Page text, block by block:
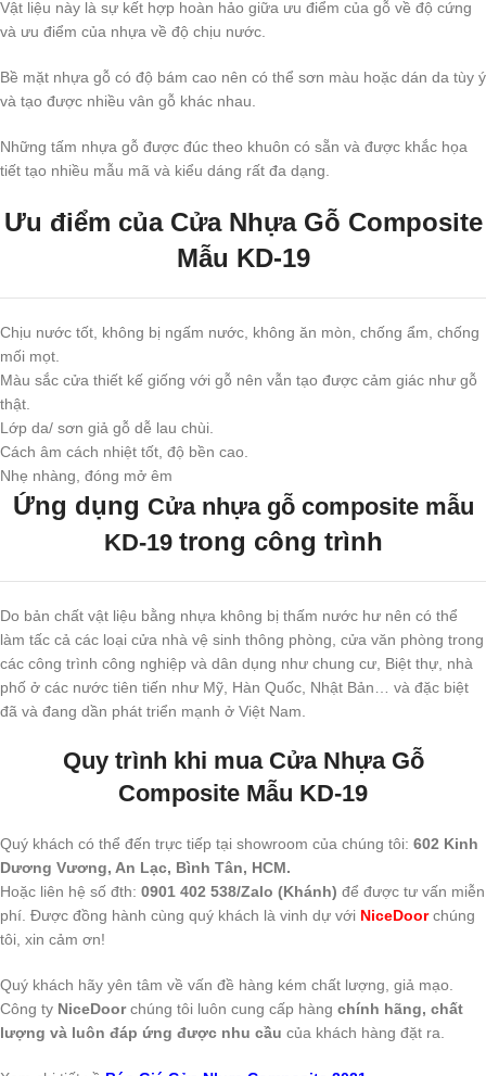
Vật liệu này là sự kết hợp hoàn hảo giữa ưu điểm của gỗ về độ cứng
và ưu điểm của nhựa về độ chịu nước.
Bề mặt nhựa gỗ có độ bám cao nên có thể sơn màu hoặc dán da tùy ý
và tạo được nhiều vân gỗ khác nhau.
Những tấm nhựa gỗ được đúc theo khuôn có sẵn và được khắc họa
tiết tạo nhiều mẫu mã và kiểu dáng rất đa dạng.
Ưu điểm của Cửa Nhựa Gỗ Composite
Mẫu KD-19
Chịu nước tốt, không bị ngấm nước, không ăn mòn, chống ẩm, chống
mối mọt.
Màu sắc cửa thiết kế giống với gỗ nên vẫn tạo được cảm giác như gỗ
thật.
Lớp da/ sơn giả gỗ dễ lau chùi.
Cách âm cách nhiệt tốt, độ bền cao.
Nhẹ nhàng, đóng mở êm
Ứng dụng Cửa nhựa gỗ composite mẫu
KD-19 trong công trình
Do bản chất vật liệu bằng nhựa không bị thấm nước hư nên có thể
làm tấc cả các loại cửa nhà vệ sinh thông phòng, cửa văn phòng trong
các công trình công nghiệp và dân dụng như chung cư, Biệt thự, nhà
phố ở các nước tiên tiến như Mỹ, Hàn Quốc, Nhật Bản… và đặc biệt
đã và đang dần phát triển mạnh ở Việt Nam.
Quy trình khi mua Cửa Nhựa Gỗ
Composite Mẫu KD-19
Quý khách có thể đến trực tiếp tại showroom của chúng tôi: 602 Kinh
Dương Vương, An Lạc, Bình Tân, HCM.
Hoặc liên hệ số đth: 0901 402 538/Zalo (Khánh) để được tư vấn miễn
phí. Được đồng hành cùng quý khách là vinh dự với NiceDoorchúng
tôi, xin cảm ơn!
Quý khách hãy yên tâm về vấn đề hàng kém chất lượng, giả mạo.
Công ty NiceDoorchúng tôi luôn cung cấp hàng chính hãng, chất
lượng và luôn đáp ứng được nhu cầu của khách hàng đặt ra.